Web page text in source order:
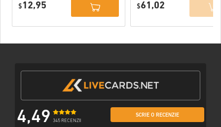
$ 12,95
$61,02
4,49 345 RECENZII
SCRIE O RECENZIE